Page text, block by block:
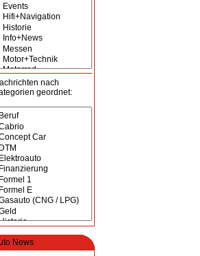
nach
geordnet:
News